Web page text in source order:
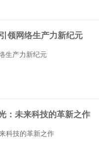
领网络生产力新纪元
生产力新纪元
：未来科技的革新之作
科技的革新之作